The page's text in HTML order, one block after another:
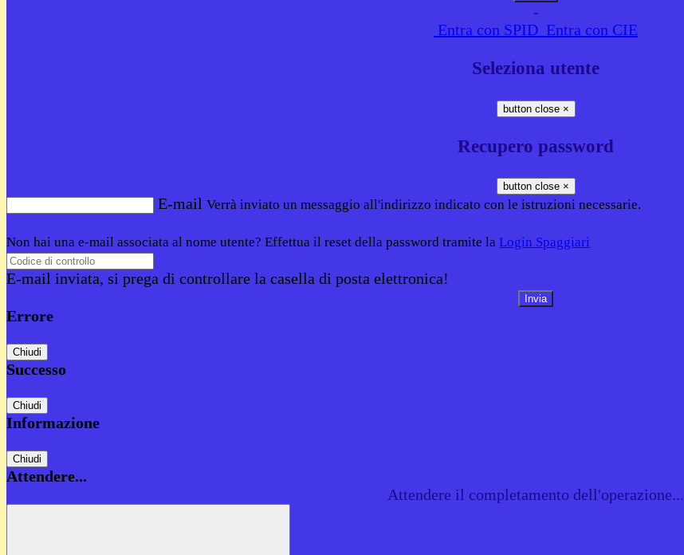
-
Entra con SPID Entra con CIE
Seleziona utente
button close ×
Recupero password
button close ×
E-mail Verrà inviato un messaggio all'indirizzo indicato con le istruzioni necessarie.
Non hai una e-mail associata al nome utente? Effettua il reset della password tramite la Login Spaggiari
E-mail inviata, si prega di controllare la casella di posta elettronica!
Errore
Chiudi
Successo
Chiudi
Informazione
Chiudi
Attendere...
Attendere il completamento dell'operazione...